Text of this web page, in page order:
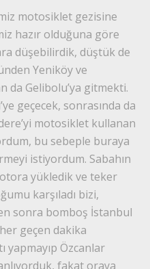
motosiklet gezisine
hazır olduğuna göre
düşebilirdik, düştük de
Yeniköy ve
da Gelibolu’ya gitmekti.
geçecek, sonrasında da
motosiklet kullanan
bu sebeple buraya
istiyordum. Sabahın
yükledik ve teker
karşıladı bizi,
sonra bomboş İstanbul
geçen dakika
yapmayıp Özcanlar
fakat oraya